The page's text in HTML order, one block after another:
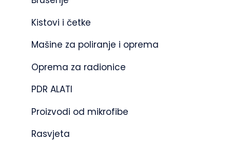
Kistovi i četke
Mašine za poliranje i oprema
Oprema za radionice
PDR ALATI
Proizvodi od mikrofibe
Rasvjeta